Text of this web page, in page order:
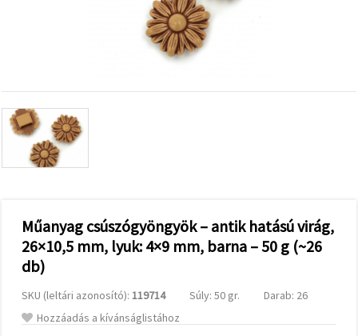
a
valamint
relevánsabb
tartalmat
hirdetéseket
analitikai és
marketingpartnereink
segítségével
Az "Összes
elfogadása"
gombra
kattintva
elfogadhatja
Műanyag csúszógyöngyök – antik hatású virág,
26×10,5 mm, lyuk: 4×9 mm, barna – 50 g (~26
db)
SKU (leltári azonosító): 119714 Súly: 50 gr.
Darab: 26
Hozzáadás a kívánságlistához